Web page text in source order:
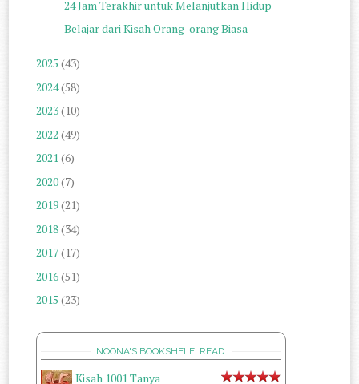
24 Jam Terakhir untuk Melanjutkan Hidup
Belajar dari Kisah Orang-orang Biasa
2025 (43)
2024(58)
2023(10)
2022 (49)
2021(6)
2020(7)
2019(21)
2018(34)
2017(17)
2016(51)
2015 (23)
NOONA'S BOOKSHELF: READ
Kisah 1001 Tanya